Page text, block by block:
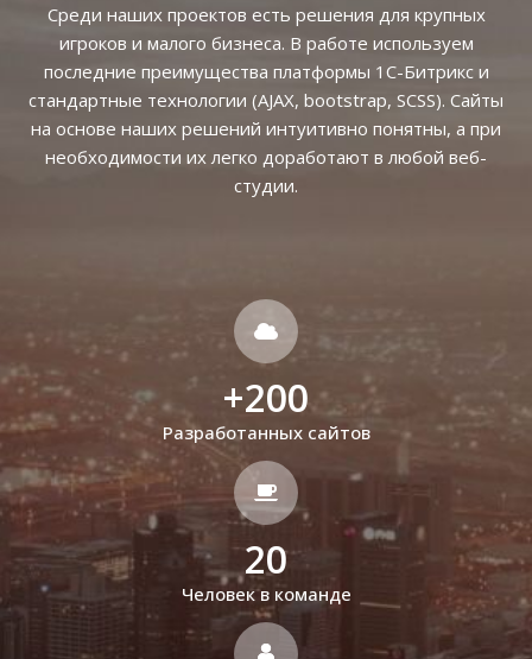
Среди наших проектов есть решения для крупных
игроков и малого бизнеса. В работе используем
последние преимущества платформы 1С-Битрикс и
стандартные технологии (AJAX, bootstrap, SCSS). Сайты
на основе наших решений интуитивно понятны, а при
необходимости их легко доработают в любой веб-
студии.
+200
Разработанных сайтов
20
Человек в команде